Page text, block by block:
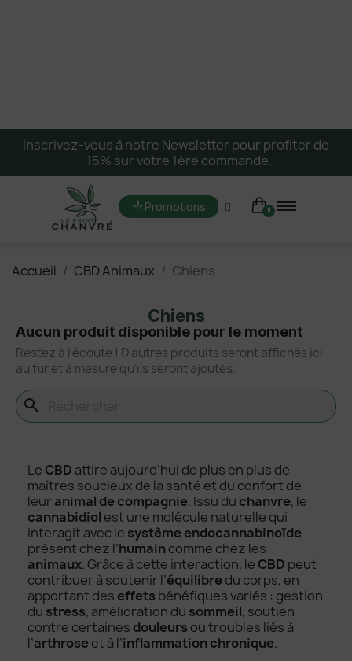
Inscrivez-vous à notre Newsletter pour profiter de
-15% sur votre 1ère commande.
Promotions
Accueil CBD Animaux Chiens
Chiens
Aucun produit disponible pour le moment
Restez à l'écoute ! D'autres produits seront affichés ici
au fur et à mesure qu'ils seront ajoutés.
search
Le CBD attire aujourd’hui de plus en plus de
maîtres soucieux de la santé et du confort de
leur animal de compagnie. Issu du chanvre, le
cannabidiol est une molécule naturelle qui
interagit avec le système endocannabinoïde
présent chez l’humaincomme chez les
animaux. Grâce à cette interaction, le CBD peut
contribuer à soutenir l’équilibre du corps, en
apportant des effets bénéfiques variés : gestion
du stress, amélioration du sommeil, soutien
contre certaines douleurs ou troubles liés à
l’arthrose et à l’inflammation chronique.